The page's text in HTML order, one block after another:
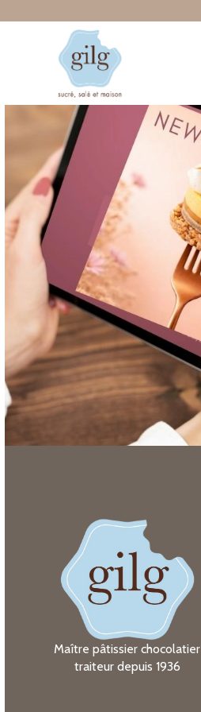
Maître pâtissier chocolatier
traiteur depuis 1936